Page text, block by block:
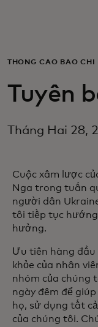
Dành cho
Dành cho
Tin tức và
THÔNG CÁO BÁO CHÍ
Tuyên
Tháng Hai 28,
Cuộc xâm lược
Nga trong tuần
người dân
tôi tiếp tục
hưởng.
Ưu tiên hàng đầu
khỏe của nhân
nhóm của chúng
ngày đêm để
họ, sử dụng tất
của chúng tôi.